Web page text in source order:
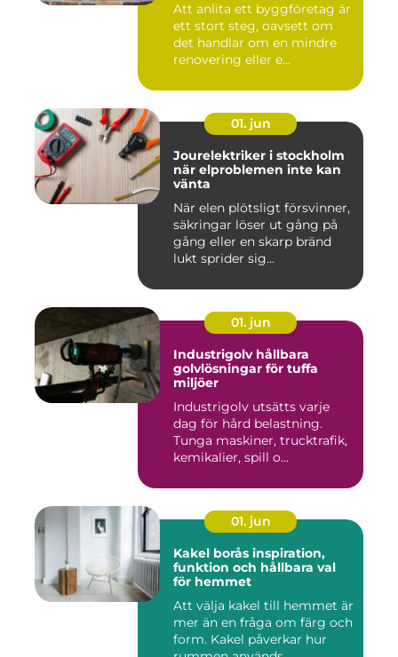
Att anlita ett byggföretag är
ett stort steg, oavsett om
det handlar om en mindre
renovering eller e...
01. jun
Jourelektriker i stockholm
när elproblemen inte kan
vänta
När elen plötsligt försvinner,
säkringar löser ut gång på
gång eller en skarp bränd
lukt sprider sig...
01. jun
Industrigolv hållbara
golvlösningar för tuffa
miljöer
Industrigolv utsätts varje
dag för hård belastning.
Tunga maskiner, trucktrafik,
kemikalier, spill o...
01. jun
Kakel borås inspiration,
funktion och hållbara val
för hemmet
Att välja kakel till hemmet är
mer än en fråga om färg och
form. Kakel påverkar hur